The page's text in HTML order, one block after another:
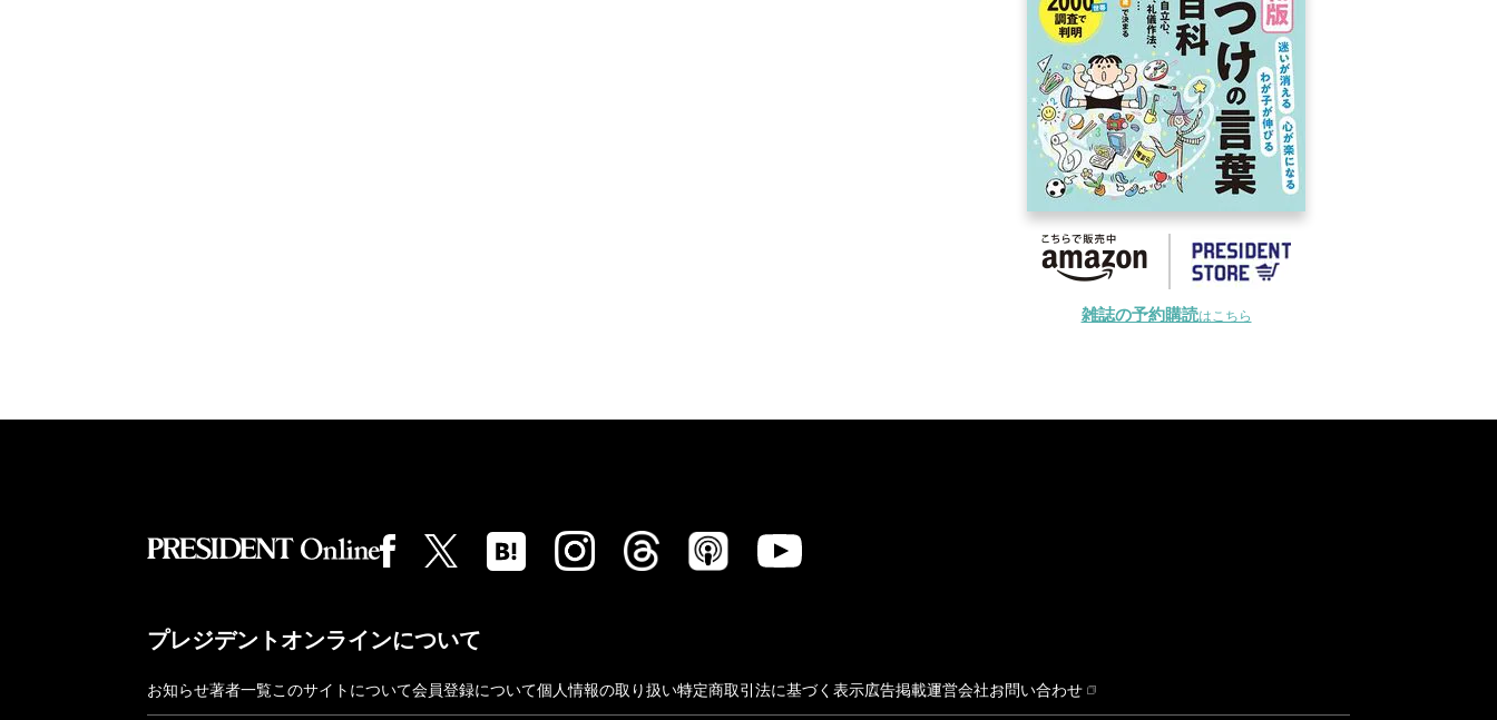
雑誌の予約購読はこちら
プレジデントオンラインについて
お知らせ著者一覧このサイトについて会員登録について個人情報の取り扱い特定商取引法に基づく表示広告掲載運営会社お問い合わせ